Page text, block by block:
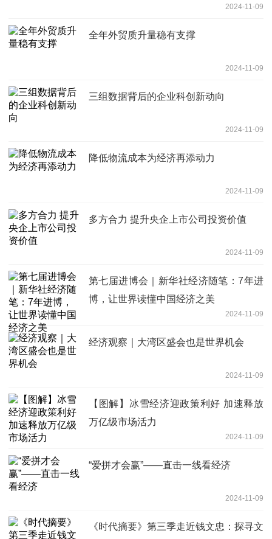
2024-11-09
全年外贸质升量稳有支撑
2024-11-09
三组数据背后的企业科创新动向
2024-11-09
降低物流成本为经济再添动力
2024-11-09
多方合力 提升央企上市公司投资价值
2024-11-09
第七届进博会｜新华社经济随笔：7年进
博，让世界读懂中国经济之美
2024-11-09
经济观察｜大湾区盛会也是世界机会
2024-11-09
【图解】冰雪经济迎政策利好 加速释放
万亿级市场活力
2024-11-09
“爱拼才会赢”——直击一线看经济
2024-11-09
《时代摘要》第三季走近钱文忠：探寻文